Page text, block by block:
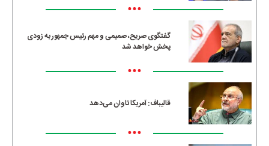
•••
گفتگوی صریح، صمیمی و مهم رئیس جمهور به زودی
پخش خواهد شد
•••
قالیباف: آمریکا تاوان می‌دهد
•••